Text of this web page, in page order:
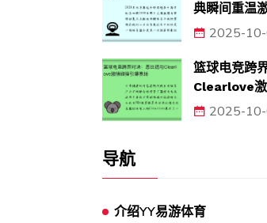
典瞬间重温
2025-
篮球电竞跨
Clearlove
2025-
导航
介绍YY易游体育